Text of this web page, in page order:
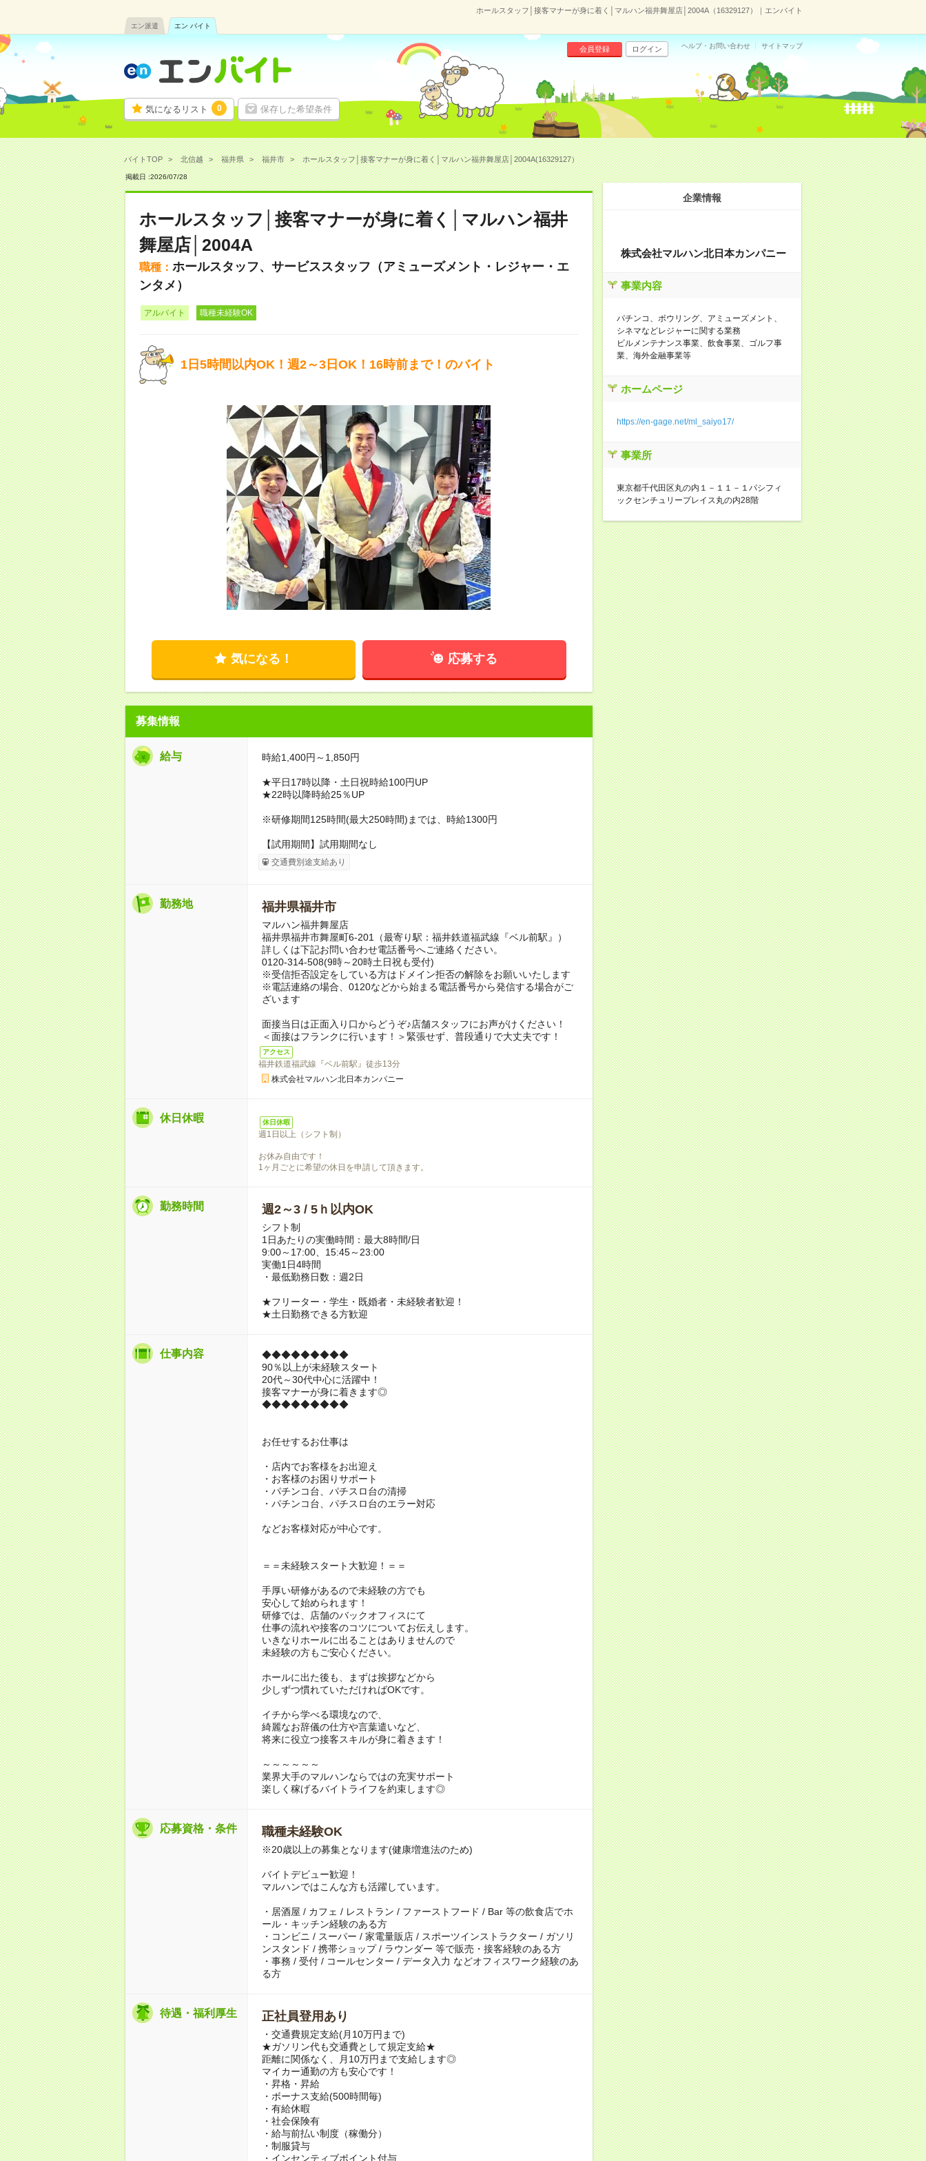
ホールスタッフ│接客マナーが身に着く│マルハン福井舞屋店│2004A（16329127）｜エンバイト
エン派遣 エン バイト
気になるリスト 0 保存した希望条件
会員登録 ログイン ヘルプ・お問い合わせ サイトマップ
バイトTOP 北信越 福井県 福井市 ホールスタッフ│接客マナーが身に着く│マルハン福井舞屋店│2004A(16329127）
掲載日 :2026/07/28
ホールスタッフ│接客マナーが身に着く│マルハン福井
舞屋店│2004A
職種： ホールスタッフ、サービススタッフ（アミューズメント・レジャー・エ
ンタメ）
アルバイト 職種未経験OK
1日5時間以内OK！週2～3日OK！16時前まで！のバイト
気になる！ 応募する
募集情報
給与 時給1,400円～1,850円
★平日17時以降・土日祝時給100円UP
★22時以降時給25％UP
※研修期間125時間(最大250時間)までは、時給1300円
【試用期間】試用期間なし
交通費別途支給あり
勤務地 福井県福井市
マルハン福井舞屋店
福井県福井市舞屋町6-201（最寄り駅：福井鉄道福武線『ベル前駅』）
詳しくは下記お問い合わせ電話番号へご連絡ください。
0120-314-508(9時～20時土日祝も受付)
※受信拒否設定をしている方はドメイン拒否の解除をお願いいたします
※電話連絡の場合、0120などから始まる電話番号から発信する場合がご
ざいます
面接当日は正面入り口からどうぞ♪店舗スタッフにお声がけください！
＜面接はフランクに行います！＞緊張せず、普段通りで大丈夫です！
アクセス
福井鉄道福武線『ベル前駅』徒歩13分
株式会社マルハン北日本カンパニー
休日休暇 休日休暇
週1日以上（シフト制）
お休み自由です！
1ヶ月ごとに希望の休日を申請して頂きます。
勤務時間 週2～3 / 5ｈ以内OK
シフト制
1日あたりの実働時間：最大8時間/日
9:00～17:00、15:45～23:00
実働1日4時間
・最低勤務日数：週2日
★フリーター・学生・既婚者・未経験者歓迎！
★土日勤務できる方歓迎
仕事内容
◆◆◆◆◆◆◆◆◆
90％以上が未経験スタート
20代～30代中心に活躍中！
接客マナーが身に着きます◎
◆◆◆◆◆◆◆◆◆
お任せするお仕事は
・店内でお客様をお出迎え
・お客様のお困りサポート
・パチンコ台、パチスロ台の清掃
・パチンコ台、パチスロ台のエラー対応
などお客様対応が中心です。
＝＝未経験スタート大歓迎！＝＝
手厚い研修があるので未経験の方でも
安心して始められます！
研修では、店舗のバックオフィスにて
仕事の流れや接客のコツについてお伝えします。
いきなりホールに出ることはありませんので
未経験の方もご安心ください。
ホールに出た後も、まずは挨拶などから
少しずつ慣れていただければOKです。
イチから学べる環境なので、
綺麗なお辞儀の仕方や言葉遣いなど、
将来に役立つ接客スキルが身に着きます！
～～～～～～
業界大手のマルハンならではの充実サポート
楽しく稼げるバイトライフを約束します◎
応募資格・条件 職種未経験OK
※20歳以上の募集となります(健康増進法のため)
バイトデビュー歓迎！
マルハンではこんな方も活躍しています。
・居酒屋 / カフェ / レストラン / ファーストフード / Bar 等の飲食店でホ
ール・キッチン経験のある方
・コンビニ / スーパー / 家電量販店 / スポーツインストラクター / ガソリ
ンスタンド / 携帯ショップ / ラウンダー 等で販売・接客経験のある方
・事務 / 受付 / コールセンター / データ入力 などオフィスワーク経験のあ
る方
待遇・福利厚生 正社員登用あり
・交通費規定支給(月10万円まで)
★ガソリン代も交通費として規定支給★
距離に関係なく、月10万円まで支給します◎
マイカー通勤の方も安心です！
・昇格・昇給
・ボーナス支給(500時間毎)
・有給休暇
・社会保険有
・給与前払い制度（稼働分）
・制服貸与
・インセンティブポイント付与
企業情報
株式会社マルハン北日本カンパニー
事業内容
パチンコ、ボウリング、アミューズメント、
シネマなどレジャーに関する業務
ビルメンテナンス事業、飲食事業、ゴルフ事
業、海外金融事業等
ホームページ
https://en-gage.net/ml_saiyo17/
事業所
東京都千代田区丸の内１－１１－１パシフィ
ックセンチュリープレイス丸の内28階